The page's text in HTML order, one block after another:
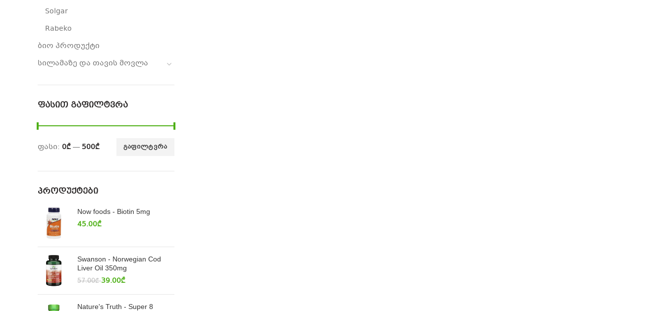
Solgar
Rabeko
ბიო პროდუქტი
სილამაზე და თავის მოვლა
ᲤᲐᲡᲘᲗ ᲒᲐᲤᲘᲚᲢᲕᲠᲐ
ᲒᲐᲤᲘᲚᲢᲕᲠᲐ
ფასი: 0₾— 500₾
ᲞᲠᲝᲓᲣᲥᲢᲔᲑᲘ
Now foods - Biotin 5mg
45.00₾
Swanson - Norwegian Cod
Liver Oil 350mg
57.00₾ 39.00₾
Nature's Truth - Super 8